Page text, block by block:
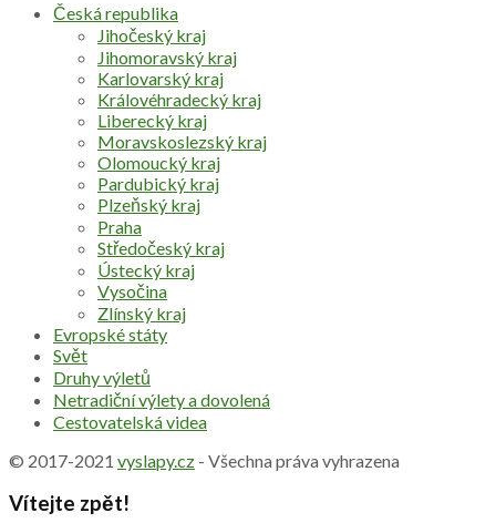
Česká republika
Jihočeský kraj
Jihomoravský kraj
Karlovarský kraj
Královéhradecký kraj
Liberecký kraj
Moravskoslezský kraj
Olomoucký kraj
Pardubický kraj
Plzeňský kraj
Praha
Středočeský kraj
Ústecký kraj
Vysočina
Zlínský kraj
Evropské státy
Svět
Druhy výletů
Netradiční výlety a dovolená
Cestovatelská videa
© 2017-2021 vyslapy.cz - Všechna práva vyhrazena
Vítejte zpět!